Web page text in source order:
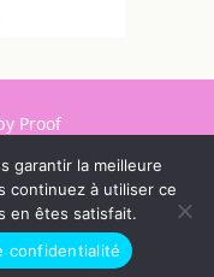
Proof
garantir la meilleure
continuez à utiliser ce
en êtes satisfait.
confidentialité